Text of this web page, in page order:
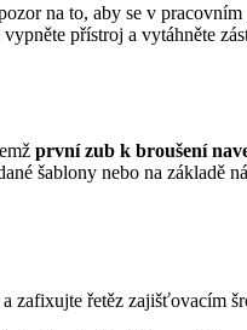
na to, aby se v
přístroj a vytáhněte
první zub k broušení
šablony nebo na základě
zafixujte řetěz zajišťovacím